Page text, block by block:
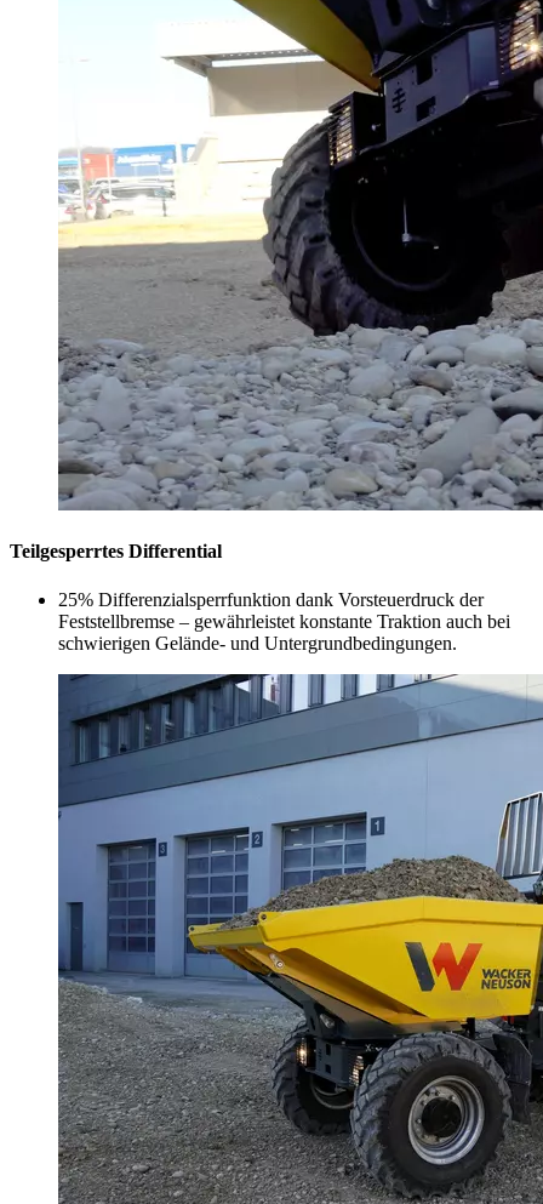
Teilgesperrtes Differential
25% Differenzialsperrfunktion dank Vorsteuerdruck der
Feststellbremse – gewährleistet konstante Traktion auch bei
schwierigen Gelände- und Untergrundbedingungen.